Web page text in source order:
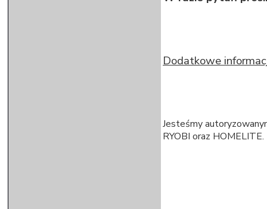
Dodatkowe
Jesteśmy
RYOBI oraz HOMELITE.